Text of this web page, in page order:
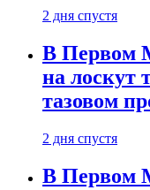
2 дня спустя
В Первом
на лоскут
тазовом
2 дня спустя
В Первом